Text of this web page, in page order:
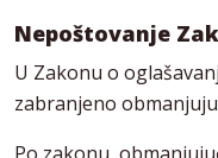
Nepoštovanje
U Zakonu o
zabranjeno